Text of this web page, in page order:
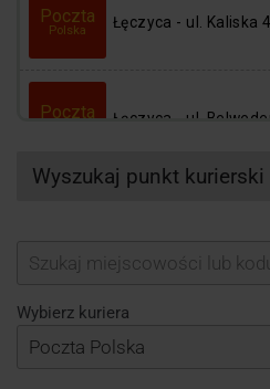
Wyszukaj punkt
Wybierz kuriera